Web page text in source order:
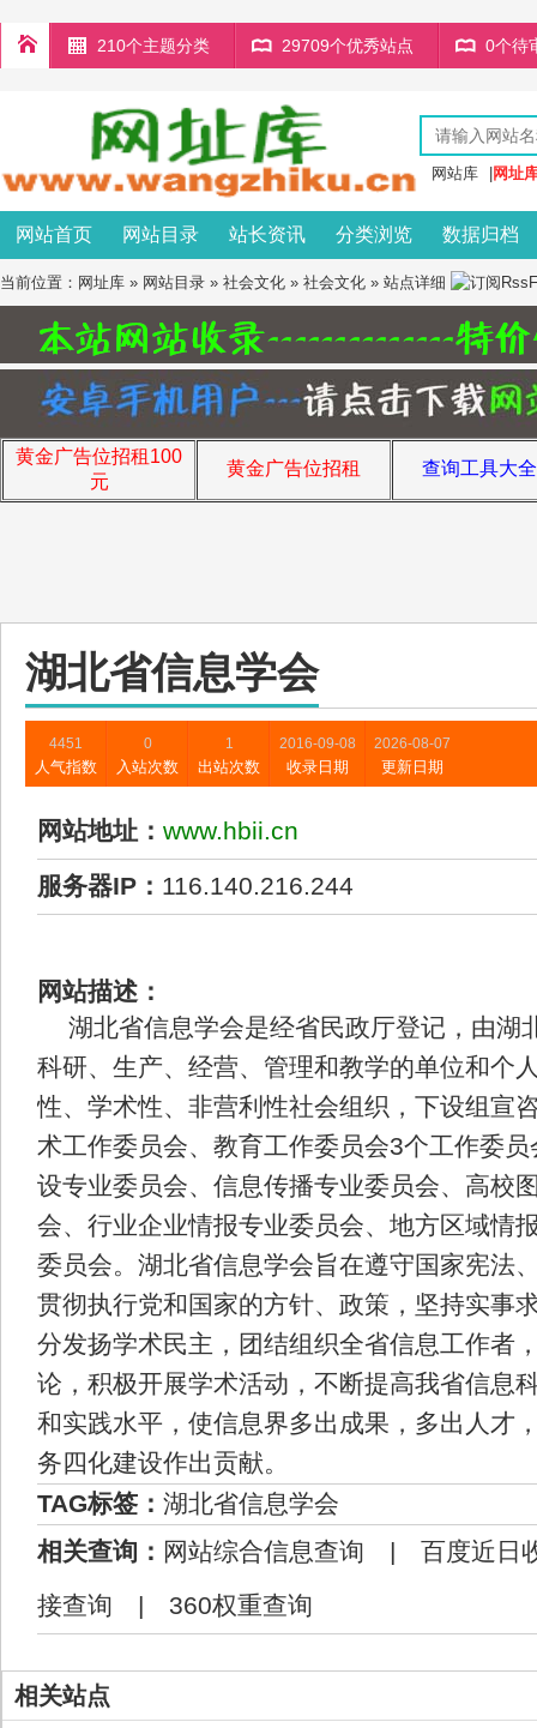
210个主题分类 29709个优秀站点 0个待
网站库 网址
网站首页 网站目录 站长资讯 分类浏览 数据归档
当前位置： 网址库 » 网站目录 » 社会文化 » 社会文化 » 站点详细
黄金广告位招租100
元
黄金广告位招租 查询工具大
湖北省信息学会
4451
人气指数
0
入站次数
1
出站次数
2016-09-08
收录日期
2026-08-07
更新日期
网站地址： www.hbii.cn
服务器IP： 116.140.216.244
网站描述：
湖北省信息学会是经省民政厅登记，由湖
科研、生产、经营、管理和教学的单位和个
性、学术性、非营利性社会组织，下设组宣
术工作委员会、教育工作委员会3个工作委
设专业委员会、信息传播专业委员会、高校
会、行业企业情报专业委员会、地方区域情
委员会。湖北省信息学会旨在遵守国家宪法
贯彻执行党和国家的方针、政策，坚持实事
分发扬学术民主，团结组织全省信息工作者
论，积极开展学术活动，不断提高我省信息
和实践水平，使信息界多出成果，多出人才
务四化建设作出贡献。
TAG标签： 湖北省信息学会
相关查询： 网站综合信息查询 | 百度近日
接查询 | 360权重查询
相关站点